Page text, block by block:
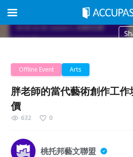
Offline Event Arts
胖老師的當代藝術創作工
價
632 0
桃托邦藝文聯盟